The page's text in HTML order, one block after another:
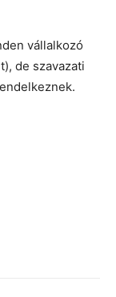
vállalkozó
de szavazati